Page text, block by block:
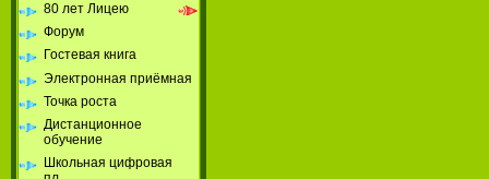
80 лет Лицею
Форум
Гостевая книга
Электронная приёмная
Точка роста
Дистанционное
обучение
Школьная цифровая